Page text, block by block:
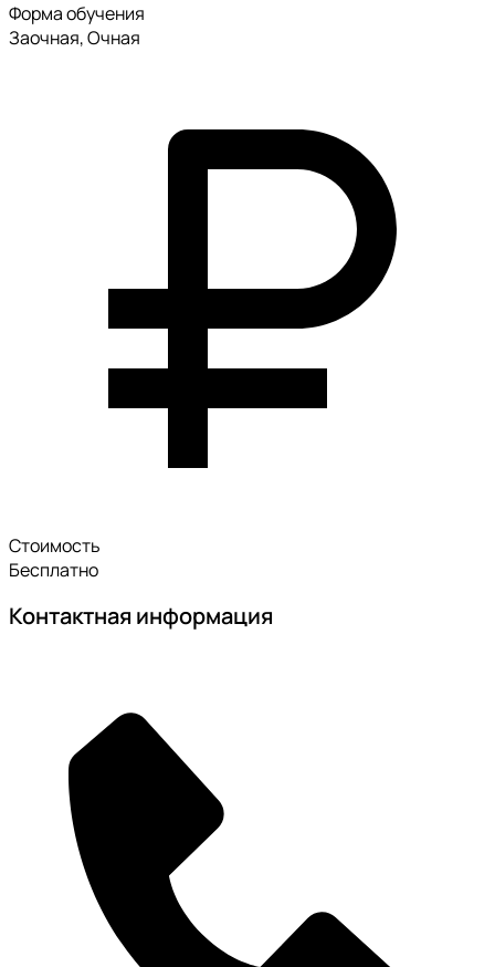
Форма обучения
Заочная, Очная
Стоимость
Бесплатно
Контактная информация